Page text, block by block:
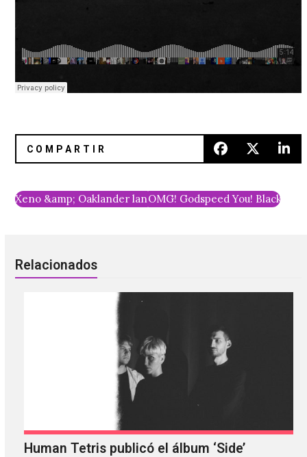
Xeno &amp; Oaklander lanza EP sorpresa con tributo a
OMG! Godspeed You! Black
Relacionados
Human Tetris publicó el álbum ‘Side’